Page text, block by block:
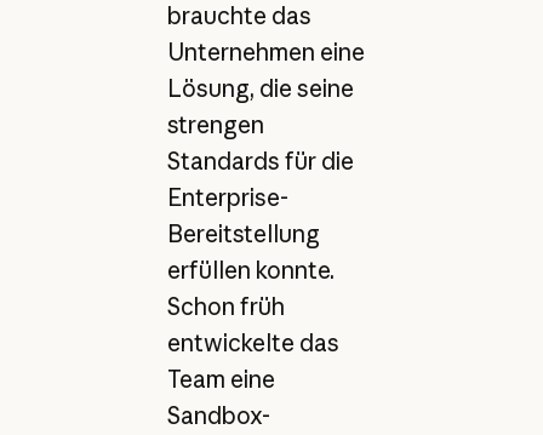
brauchte das
Unternehmen eine
Lösung, die seine
strengen
Standards für die
Enterprise-
Bereitstellung
erfüllen konnte.
Schon früh
entwickelte das
Team eine
Sandbox-